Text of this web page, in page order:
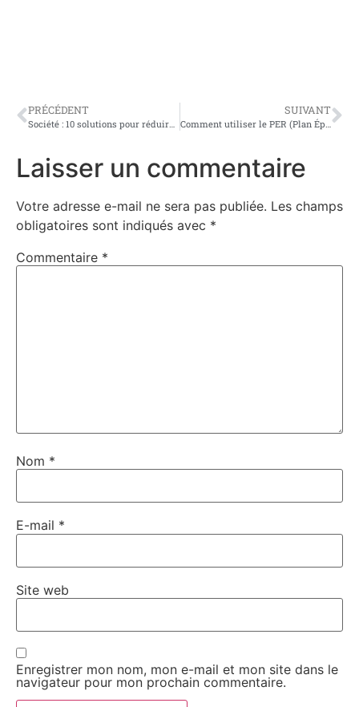
PRÉCÉDENT SUIVANT
Laisser un commentaire
Votre adresse e-mail ne sera pas publiée. Les champs
obligatoires sont indiqués avec *
Commentaire *
Nom *
E-mail *
Site web
Enregistrer mon nom, mon e-mail et mon site dans le
navigateur pour mon prochain commentaire.